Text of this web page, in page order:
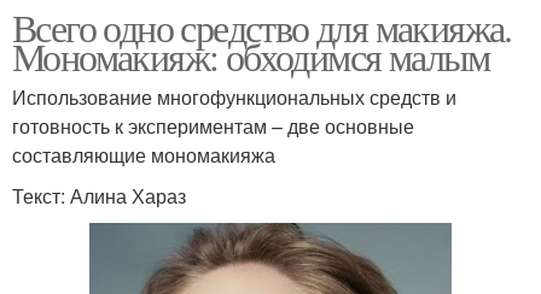
Всего одно средство для макияжа.
Мономакияж: обходимся малым
Использование многофункциональных средств и
готовность к экспериментам – две основные
составляющие мономакияжа
Текст: Алина Хараз